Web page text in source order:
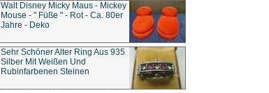
Walt Disney Micky Maus - Mickey
Mouse - " Füße " - Rot - Ca. 80er
Jahre - Deko
Sehr Schöner Alter Ring Aus 935
Silber Mit Weißen Und
Rubinfarbenen Steinen